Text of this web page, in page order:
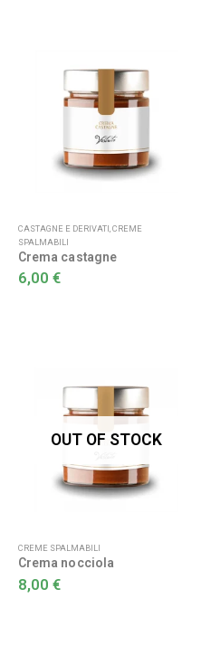
CASTAGNE E DERIVATI CREME
SPALMABILI
Crema castagne
6,00€
OUT OF STOCK
CREME SPALMABILI
Crema nocciola
8,00€